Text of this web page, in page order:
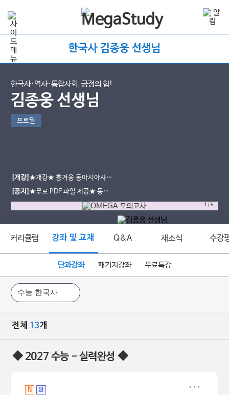
한국사 김종웅 선생님
한국사·역사·통합사회, 긍정의 힘!
김종웅 선생님
프로필
[개강]★개강★ 흥겨웅 동아시아사/
세계사 압축 특강 개강 안내
[공지]★무료 PDF 파일 제공★ 동아
시아사/세계사 기출문제집 PDF 다운
1 /5
커리큘럼 강좌 및 교재 Q&A 새소식 수강
단과강좌 패키지강좌 무료특강
전체 13개
◆ 2027 수능 - 실력완성 ◆
N 완